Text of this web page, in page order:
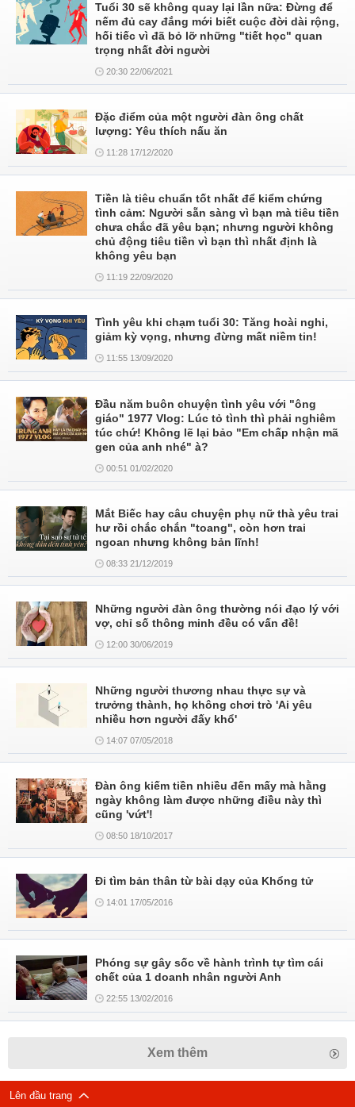
Tuổi 30 sẽ không quay lại lần nữa: Đừng để
nếm đủ cay đắng mới biết cuộc đời dài rộng,
hối tiếc vì đã bỏ lỡ những "tiết học" quan
trọng nhất đời người
20:30 22/06/2021
Đặc điểm của một người đàn ông chất
lượng: Yêu thích nấu ăn
11:28 17/12/2020
Tiền là tiêu chuẩn tốt nhất để kiểm chứng
tình cảm: Người sẵn sàng vì bạn mà tiêu tiền
chưa chắc đã yêu bạn; nhưng người không
chủ động tiêu tiền vì bạn thì nhất định là
không yêu bạn
11:19 22/09/2020
Tình yêu khi chạm tuổi 30: Tăng hoài nghi,
giảm kỳ vọng, nhưng đừng mất niềm tin!
11:55 13/09/2020
Đầu năm buôn chuyện tình yêu với "ông
giáo" 1977 Vlog: Lúc tỏ tình thì phải nghiêm
túc chứ! Không lẽ lại bảo "Em chấp nhận mã
gen của anh nhé" à?
00:51 01/02/2020
Mắt Biếc hay câu chuyện phụ nữ thà yêu trai
hư rồi chắc chắn "toang", còn hơn trai
ngoan nhưng không bản lĩnh!
08:33 21/12/2019
Những người đàn ông thường nói đạo lý với
vợ, chỉ số thông minh đều có vấn đề!
12:00 30/06/2019
Những người thương nhau thực sự và
trưởng thành, họ không chơi trò 'Ai yêu
nhiều hơn người đấy khổ'
14:07 07/05/2018
Đàn ông kiếm tiền nhiều đến mấy mà hằng
ngày không làm được những điều này thì
cũng 'vứt'!
08:50 18/10/2017
Đi tìm bản thân từ bài dạy của Khổng tử
14:01 17/05/2016
Phóng sự gây sốc về hành trình tự tìm cái
chết của 1 doanh nhân người Anh
22:55 13/02/2016
Xem thêm
Lên đầu trang